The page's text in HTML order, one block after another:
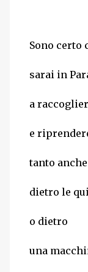
Sono certo
sarai in
a
e
tanto
dietro le
o dietro
una